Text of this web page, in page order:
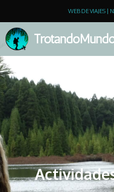
WEB DE VIAJES |